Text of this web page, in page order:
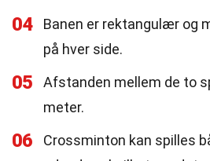
04
Banen er rektangulær og
på hver side.
05
Afstanden mellem de to
meter.
06
Crossminton kan spilles